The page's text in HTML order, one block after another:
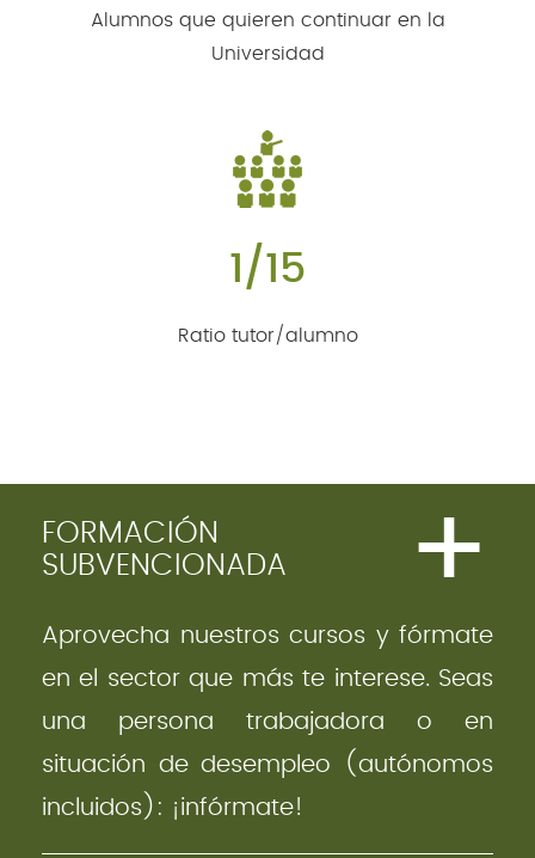
Alumnos que quieren continuar en la
Universidad
1/15
Ratio tutor/alumno
FORMACIÓN
SUBVENCIONADA
+
Aprovecha nuestros cursos y fórmate
en el sector que más te interese. Seas
una persona trabajadora o en
situación de desempleo (autónomos
incluidos): ¡infórmate!